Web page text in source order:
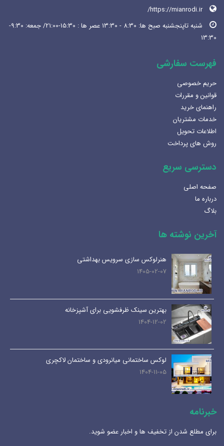
https://mianrodi.ir/
شنبه تاپنجشنبه صبح ها: 8:30 - 13:30 عصر ها : 15:30-21:00/ جمعه: 9:30-
13:30
فهرست سفارشی
حریم خصوصی
قوانین و مقررات
راهنمای خرید
خدمات مشتریان
اطلاعات تحویل
روش های پرداخت
دسترسی سریع
صفحه اصلی
درباره ما
بلاگ
آخرین نوشته ها
هنرلوکس سازی سرویس بهداشتی
1405-02-07
بهترین سینک ظرفشویی برای آشپزخانه
1404-12-02
لوکس ساختمانی میانرودی و ساختمان لاکچری
1404-11-05
خبرنامه
برای مطلع شدن از تخفیف ها و اخبار عضو شوید.